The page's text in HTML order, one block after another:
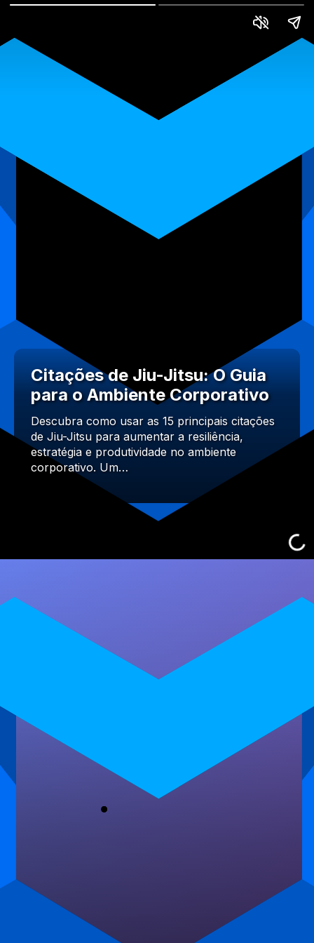
Citações de Jiu-Jitsu: O Guia
para o Ambiente Corporativo
Descubra como usar as 15 principais citações
de Jiu-Jitsu para aumentar a resiliência,
estratégia e produtividade no ambiente
corporativo. Um…